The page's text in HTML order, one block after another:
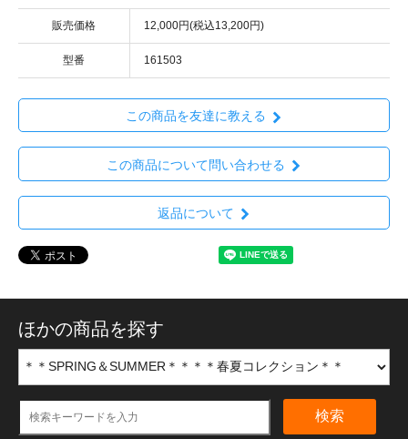
販売価格 12,000円(税込13,200円)
型番 161503
この商品を友達に教える
この商品について問い合わせる
返品について
ほかの商品を探す
検索